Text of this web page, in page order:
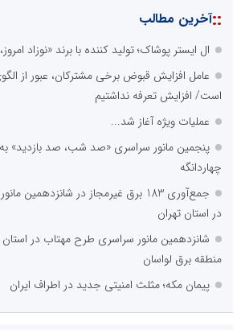
::آخرین مطالب
ال ایستر پوشاک؛ تولید کننده با برند «نوزاد
عامل افزایش قبوض برخی مشترکان، عبور از
است/ افزایش تعرفه نداشتیم
عملیات ویژه آغاز شد...
پنجمین مانور سراسری «صد شب، صد بازدید» به
چهاردانگه
جمع‌آوری 183 برق غیرمجاز در
در استان تهران
شانزدهمین مانور سراسری طرح مهتاب در استان
منطقه برق لواسان
پیمان مکه؛ مثلث امنیتی جدید در اطراف ایران